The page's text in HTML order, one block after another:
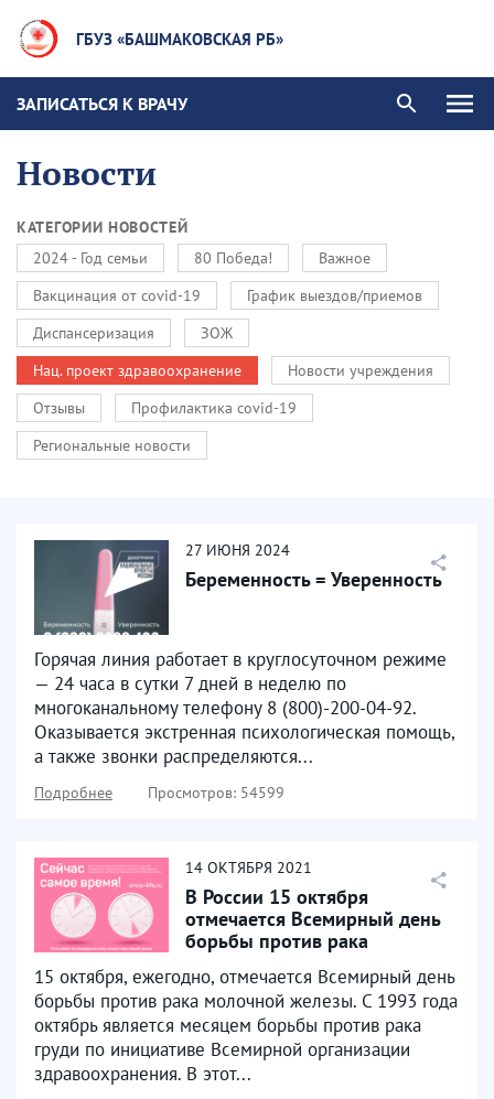
ГБУЗ «БАШМАКОВСКАЯ РБ»
ЗАПИСАТЬСЯ К ВРАЧУ
Новости
КАТЕГОРИИ НОВОСТЕЙ
2024 - Год семьи
80 Победа!
Важное
Вакцинация от covid-19
График выездов/приемов
Диспансеризация
ЗОЖ
Нац. проект здравоохранение
Новости учреждения
Отзывы
Профилактика covid-19
Региональные новости
27 ИЮНЯ 2024
Беременность = Уверенность
Горячая линия работает в круглосуточном режиме
— 24 часа в сутки 7 дней в неделю по
многоканальному телефону 8 (800)-200-04-92.
Оказывается экстренная психологическая помощь,
а также звонки распределяются...
Подробнее Просмотров: 54599
14 ОКТЯБРЯ 2021
В России 15 октября
отмечается Всемирный день
борьбы против рака
15 октября, ежегодно, отмечается Всемирный день
борьбы против рака молочной железы. С 1993 года
октябрь является месяцем борьбы против рака
груди по инициативе Всемирной организации
здравоохранения. В этот...